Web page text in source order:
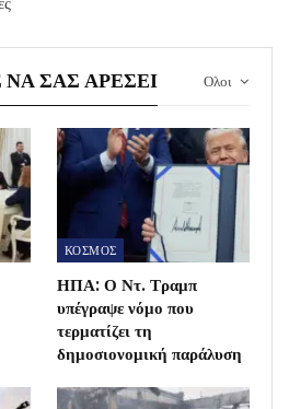
Ολοι
ΣΑΣ ΑΡΈΣΕΙ
ΚΟΣΜΟΣ
ΗΠΑ: Ο Ντ. Τραμπ
υπέγραψε νόμο που
τερματίζει τη
δημοσιονομική παράλυση